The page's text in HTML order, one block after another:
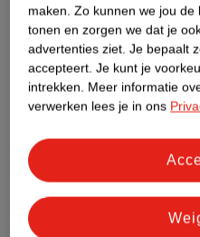
Productinformatie
Etiketinformatie
Impact
maken. Zo kunnen we jou de
tonen en zorgen we dat je
advertenties ziet. Je bepaalt
accepteert. Je kunt je
intrekken. Meer informatie
verwerken lees je in ons